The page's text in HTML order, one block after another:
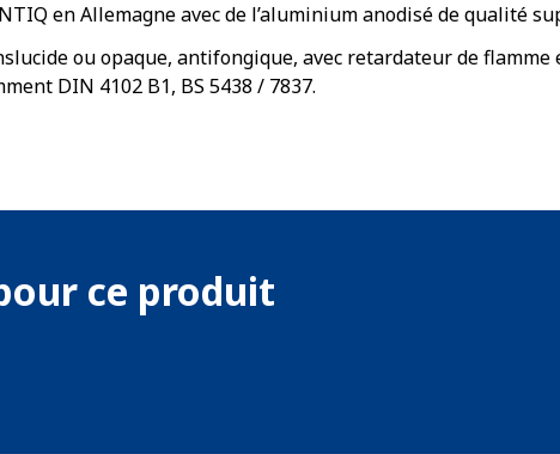
en Allemagne avec de l’aluminium anodisé de qualité
ou opaque, antifongique, avec retardateur de flamme
DIN 4102 B1, BS 5438 / 7837.
ce produit